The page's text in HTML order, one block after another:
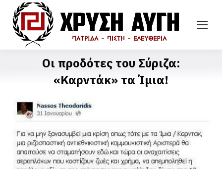
Οι προδότες του Σύριζα:
«Καρντάκ» τα Ίμια!